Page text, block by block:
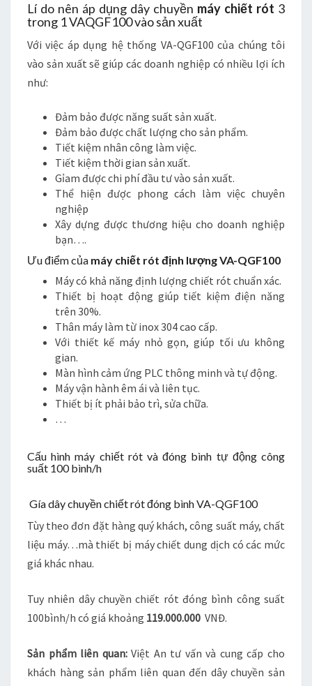
Lí do nên áp dụng dây chuyền máy chiết rót 3
trong 1 VAQGF100 vào sản xuất
Với việc áp dụng hệ thống VA-QGF100 của chúng tôi
vào sản xuất sẽ giúp các doanh nghiệp có nhiều lợi ích
như:
Đảm bảo được năng suất sản xuất.
Đảm bảo được chất lượng cho sản phẩm.
Tiết kiệm nhân công làm việc.
Tiết kiệm thời gian sản xuất.
Gỉam được chi phí đầu tư vào sản xuất.
Thể hiện được phong cách làm việc chuyên
nghiệp
Xây dựng được thương hiệu cho doanh nghiệp
bạn….
Ưu điểm của máy chiết rót định lượng VA-QGF100
Máy có khả năng định lượng chiết rót chuẩn xác.
Thiết bị hoạt động giúp tiết kiệm điện năng
trên 30%.
Thân máy làm từ inox 304 cao cấp.
Với thiết kế máy nhỏ gọn, giúp tối ưu không
gian.
Màn hình cảm ứng PLC thông minh và tự động.
Máy vận hành êm ái và liên tục.
Thiết bị ít phải bảo trì, sửa chữa.
…
Cấu hình máy chiết rót và đóng bình tự động công
suất 100 bình/h
Gía dây chuyền chiết rót đóng bình VA-QGF100
Tùy theo đơn đặt hàng quý khách, công suất máy, chất
liệu máy…mà thiết bị máy chiết dung dịch có các mức
giá khác nhau.
Tuy nhiên dây chuyền chiết rót đóng bình công suất
100bình/h có giá khoảng 119.000.000 VNĐ.
Sản phẩm liên quan:Việt An tư vấn và cung cấp cho
khách hàng sản phẩm liên quan đến dây chuyền sản